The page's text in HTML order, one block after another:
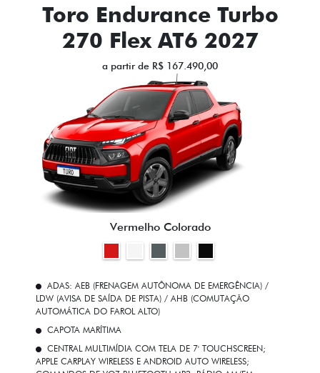
Toro Endurance Turbo
270 Flex AT6 2027
a partir de R$ 167.490,00
Vermelho Colorado
ADAS: AEB (FRENAGEM AUTÔNOMA DE EMERGÊNCIA) /
LDW (AVISA DE SAÍDA DE PISTA) / AHB (COMUTAÇÃO
AUTOMÁTICA DO FAROL ALTO)
CAPOTA MARÍTIMA
CENTRAL MULTIMÍDIA COM TELA DE 7' TOUCHSCREEN;
APPLE CARPLAY WIRELESS E ANDROID AUTO WIRELESS;